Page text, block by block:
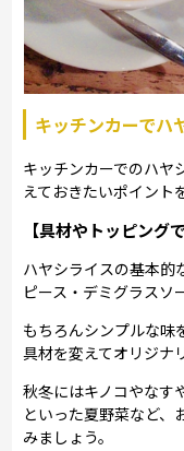
キッチンカーでハ
キッチンカーでのハヤ
えておきたいポイント
【具材やトッピング
ハヤシライスの基本的
ピース・デミグラスソ
もちろんシンプルな味
具材を変えてオリジナ
秋冬にはキノコやなす
といった夏野菜など、
みましょう。